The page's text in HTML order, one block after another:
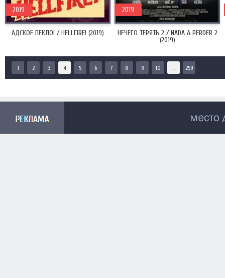
АДСКОЕ ПЕКЛО! / HELLFIRE! (2019)
2019
НЕЧЕГО ТЕРЯТЬ 2 / NADA A PERDER 2
(2019)
2019
1 2 3 4 5 6 7 8 9 10 ... 259